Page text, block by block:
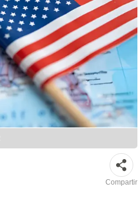
Compartir